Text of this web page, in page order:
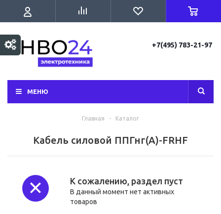
+7(495) 783-21-97
МЕНЮ
Главная - Каталог
Кабель силовой ППГнг(А)-FRHF
К сожалению, раздел пуст
В данный момент нет активных
товаров